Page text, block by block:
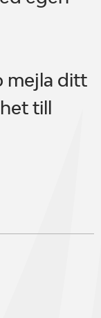
mejla ditt
till